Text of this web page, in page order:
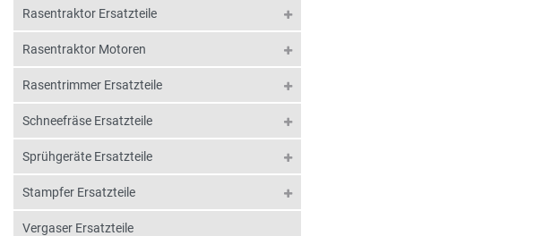
Rasentraktor Ersatzteile
Rasentraktor Motoren
Rasentrimmer Ersatzteile
Schneefräse Ersatzteile
Sprühgeräte Ersatzteile
Stampfer Ersatzteile
Vergaser Ersatzteile